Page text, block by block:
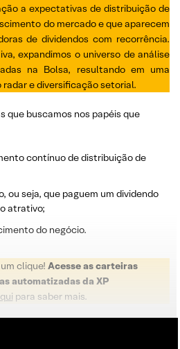
a expectativas de distribuição de
do mercado e que aparecem
de dividendos com recorrência.
expandimos o universo de análise
na Bolsa, resultando em uma
e diversificação setorial.
que buscamos nos papéis que
contínuo de distribuição de
ou seja, que paguem um dividendo
atrativo;
do negócio.
clique! Acesse as carteiras
automatizadas da XP
para saber mais.